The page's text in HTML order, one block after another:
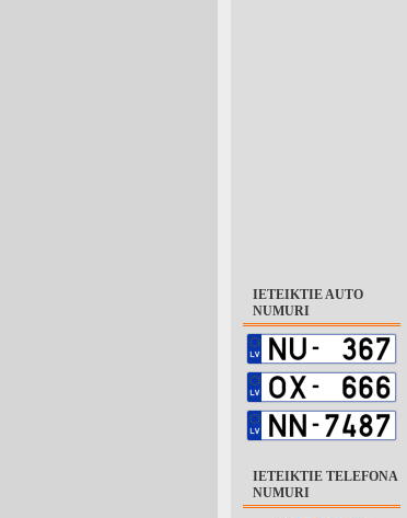
IETEIKTIE AUTO
NUMURI
IETEIKTIE TELEFONA
NUMURI